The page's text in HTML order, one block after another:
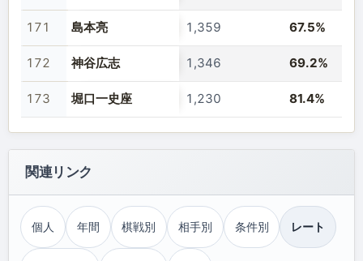
171 島本亮 1,359 67.5%
172 神谷広志 1,346 69.2%
173 堀口一史座 1,230 81.4%
関連リンク
個人 年間 棋戦別 相手別 条件別 レート